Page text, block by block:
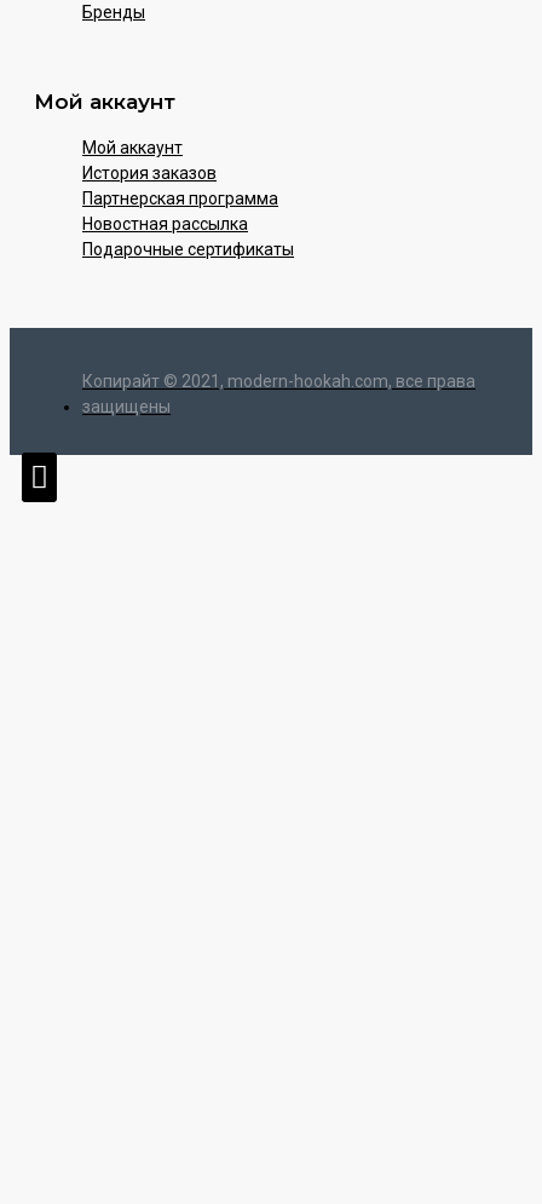
Бренды
Мой аккаунт
Мой аккаунт
История заказов
Партнерская программа
Новостная рассылка
Подарочные сертификаты
Копирайт © 2021, modern-hookah.com, все права
защищены